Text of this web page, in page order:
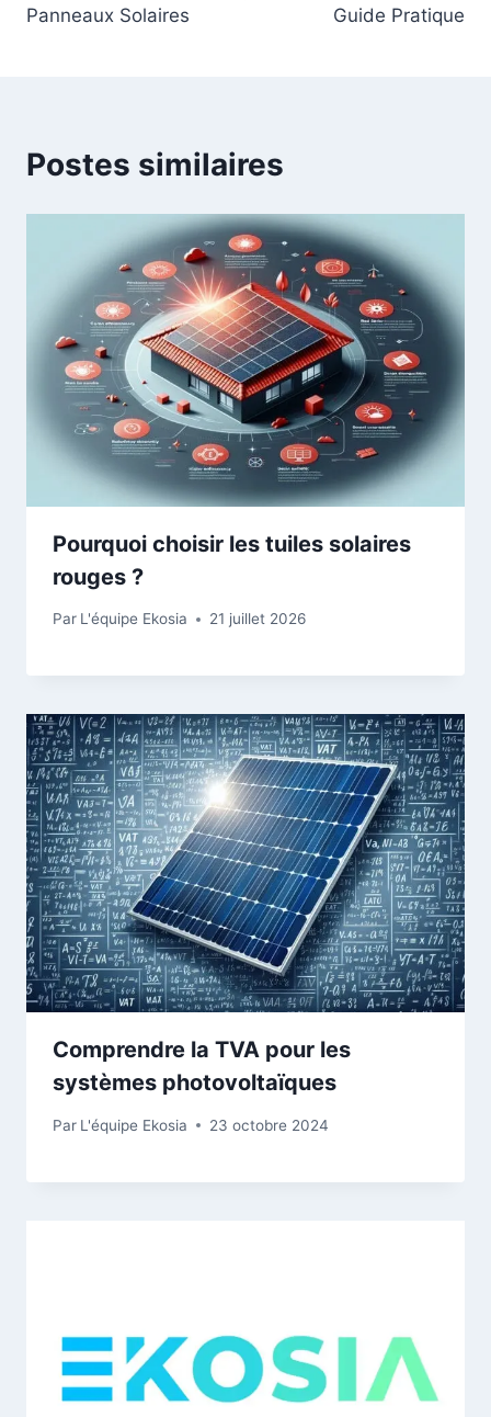
l’article
Panneaux Solaires
Guide Pratique
Postes similaires
Pourquoi choisir les tuiles solaires
rouges ?
Par L'équipe Ekosia 21 juillet 2026
Comprendre la TVA pour les
systèmes photovoltaïques
Par L'équipe Ekosia 23 octobre 2024